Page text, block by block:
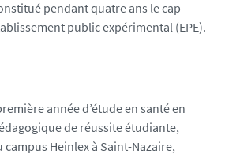
pendant quatre ans le cap
public expérimental (EPE).
année d’étude en santé en
de réussite étudiante,
Heinlex à Saint-Nazaire,